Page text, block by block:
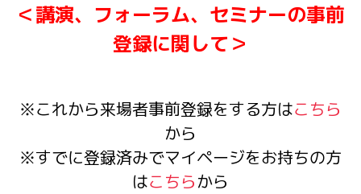
＜講演、フォーラム、セミナーの事前
登録に関して＞
※これから来場者事前登録をする方はこちら
から
※すでに登録済みでマイページをお持ちの方
はこちらから